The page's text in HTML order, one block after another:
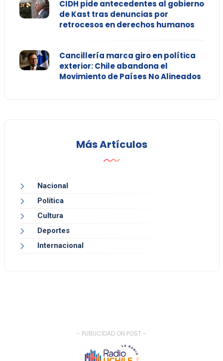
CIDH pide antecedentes al gobierno
de Kast tras denuncias por
retrocesos en derechos humanos
Cancillería marca giro en política
exterior: Chile abandona el
Movimiento de Países No Alineados
Más Artículos
Nacional
Política
Cultura
Deportes
Internacional
- PUBLICIDAD ON POST -